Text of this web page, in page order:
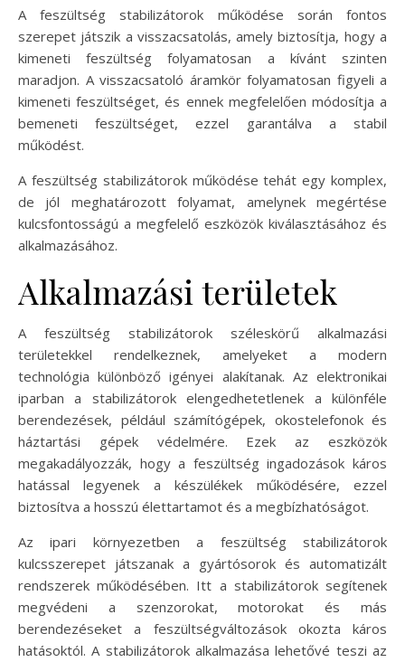
A feszültség stabilizátorok működése során fontos
szerepet játszik a visszacsatolás, amely biztosítja, hogy a
kimeneti feszültség folyamatosan a kívánt szinten
maradjon. A visszacsatoló áramkör folyamatosan figyeli a
kimeneti feszültséget, és ennek megfelelően módosítja a
bemeneti feszültséget, ezzel garantálva a stabil
működést.
A feszültség stabilizátorok működése tehát egy komplex,
de jól meghatározott folyamat, amelynek megértése
kulcsfontosságú a megfelelő eszközök kiválasztásához és
alkalmazásához.
Alkalmazási területek
A feszültség stabilizátorok széleskörű alkalmazási
területekkel rendelkeznek, amelyeket a modern
technológia különböző igényei alakítanak. Az elektronikai
iparban a stabilizátorok elengedhetetlenek a különféle
berendezések, például számítógépek, okostelefonok és
háztartási gépek védelmére. Ezek az eszközök
megakadályozzák, hogy a feszültség ingadozások káros
hatással legyenek a készülékek működésére, ezzel
biztosítva a hosszú élettartamot és a megbízhatóságot.
Az ipari környezetben a feszültség stabilizátorok
kulcsszerepet játszanak a gyártósorok és automatizált
rendszerek működésében. Itt a stabilizátorok segítenek
megvédeni a szenzorokat, motorokat és más
berendezéseket a feszültségváltozások okozta káros
hatásoktól. A stabilizátorok alkalmazása lehetővé teszi az